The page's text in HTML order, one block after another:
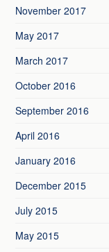
November 2017
May 2017
March 2017
October 2016
September 2016
April 2016
January 2016
December 2015
July 2015
May 2015